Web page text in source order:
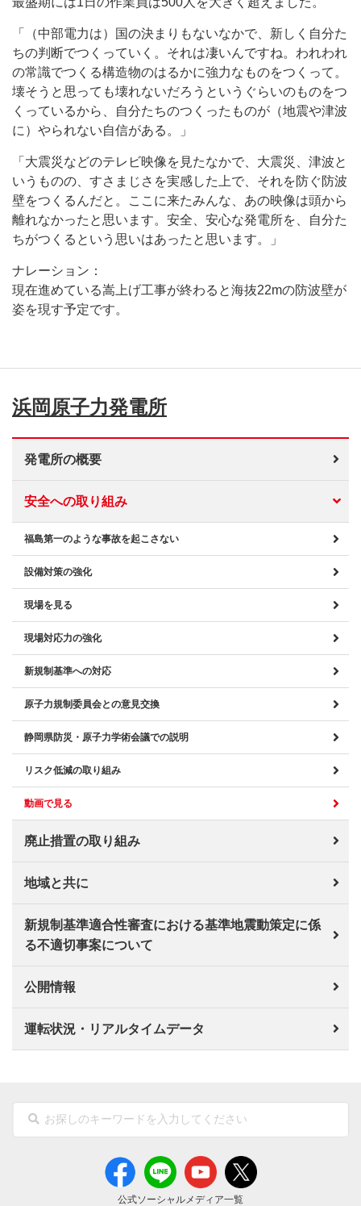
「（中部電力は）国の決まりもないなかで、新しく自分た
ちの判断でつくっていく。それは凄いんですね。われわれ
の常識でつくる構造物のはるかに強力なものをつくって。
壊そうと思っても壊れないだろうというぐらいのものをつ
くっているから、自分たちのつくったものが（地震や津波
に）やられない自信がある。」
「大震災などのテレビ映像を見たなかで、大震災、津波と
いうものの、すさまじさを実感した上で、それを防ぐ防波
壁をつくるんだと。ここに来たみんな、あの映像は頭から
離れなかったと思います。安全、安心な発電所を、自分た
ちがつくるという思いはあったと思います。」
ナレーション：
現在進めている嵩上げ工事が終わると海抜22mの防波壁が
姿を現す予定です。
浜岡原子力発電所
発電所の概要
安全への取り組み
福島第一のような事故を起こさない
設備対策の強化
現場を見る
現場対応力の強化
新規制基準への対応
原子力規制委員会との意見交換
静岡県防災・原子力学術会議での説明
リスク低減の取り組み
動画で見る
廃止措置の取り組み
地域と共に
新規制基準適合性審査における基準地震動策定に係
る不適切事案について
公開情報
運転状況・リアルタイムデータ
公式ソーシャルメディア一覧